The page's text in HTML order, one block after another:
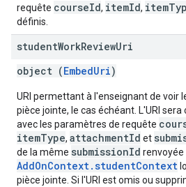
requête courseId, itemId,
définis.
studentWorkReviewUri
object (EmbedUri)
URI permettant à l'enseignant de voir
pièce jointe, le cas échéant. L'URI
avec les paramètres de requête
itemType, attachmentId et
de la même submissionId renvoyée
AddOnContext.studentContext
pièce jointe. Si l'URI est omis ou